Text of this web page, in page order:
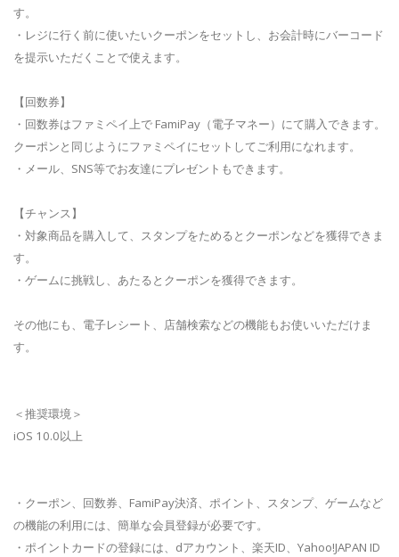
す。
・レジに行く前に使いたいクーポンをセットし、お会計時にバーコード
を提示いただくことで使えます。
【回数券】
・回数券はファミペイ上で FamiPay（電子マネー）にて購入できます。
クーポンと同じようにファミペイにセットしてご利用になれます。
・メール、SNS等でお友達にプレゼントもできます。
【チャンス】
・対象商品を購入して、スタンプをためるとクーポンなどを獲得できま
す。
・ゲームに挑戦し、あたるとクーポンを獲得できます。
その他にも、電子レシート、店舗検索などの機能もお使いいただけま
す。
＜推奨環境＞
iOS 10.0以上
・クーポン、回数券、FamiPay決済、ポイント、スタンプ、ゲームなど
の機能の利用には、簡単な会員登録が必要です。
・ポイントカードの登録には、dアカウント、楽天ID、Yahoo!JAPAN ID